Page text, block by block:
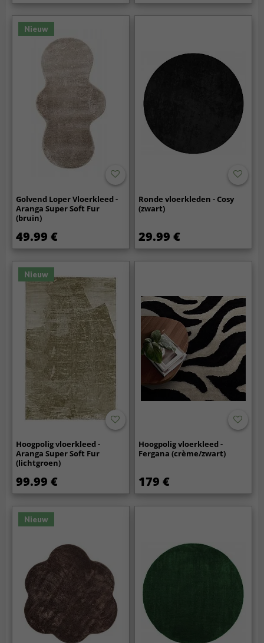
Nieuw
Golvend Loper Vloerkleed -
Aranga Super Soft Fur
(bruin)
49.99 €
Ronde vloerkleden - Cosy
(zwart)
29.99 €
Nieuw
Hoogpolig vloerkleed -
Aranga Super Soft Fur
(lichtgroen)
99.99 €
Hoogpolig vloerkleed -
Fergana (crème/zwart)
179 €
Nieuw